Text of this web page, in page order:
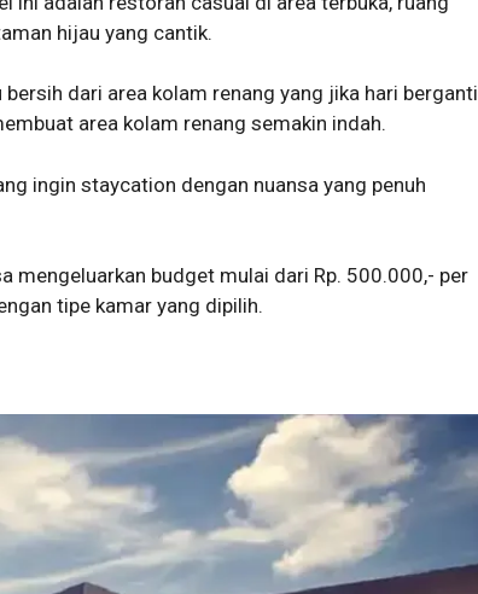
hijau yang cantik.
dari area kolam renang yang jika hari berganti
area kolam renang semakin indah.
ingin staycation dengan nuansa yang penuh
mengeluarkan budget mulai dari Rp. 500.000,- per
tipe kamar yang dipilih.